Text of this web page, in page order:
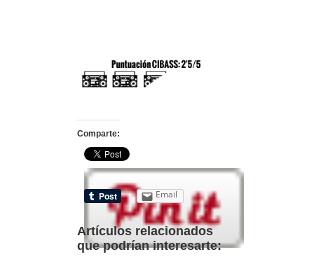
Comparte:
Email
Artículos relacionados
que podrían interesarte: